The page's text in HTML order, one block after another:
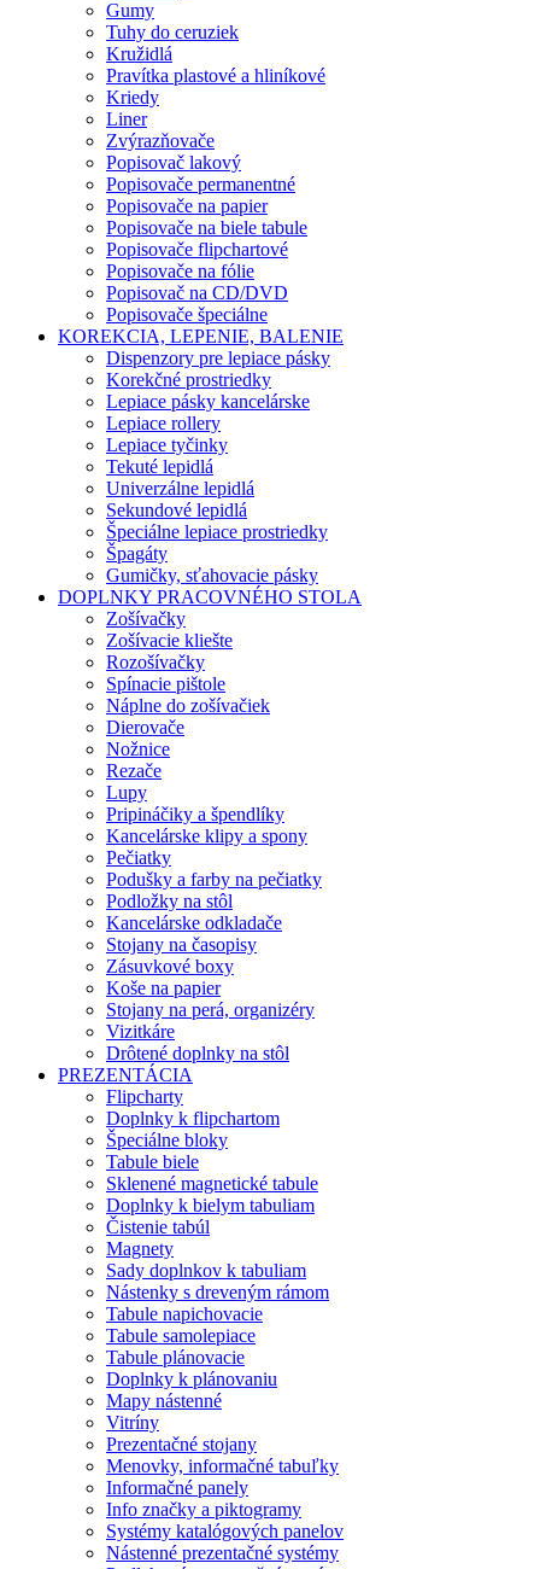
Gumy
Tuhy do ceruziek
Kružidlá
Pravítka plastové a hliníkové
Kriedy
Liner
Zvýrazňovače
Popisovač lakový
Popisovače permanentné
Popisovače na papier
Popisovače na biele tabule
Popisovače flipchartové
Popisovače na fólie
Popisovač na CD/DVD
Popisovače špeciálne
KOREKCIA, LEPENIE, BALENIE
Dispenzory pre lepiace pásky
Korekčné prostriedky
Lepiace pásky kancelárske
Lepiace rollery
Lepiace tyčinky
Tekuté lepidlá
Univerzálne lepidlá
Sekundové lepidlá
Špeciálne lepiace prostriedky
Špagáty
Gumičky, sťahovacie pásky
DOPLNKY PRACOVNÉHO STOLA
Zošívačky
Zošívacie kliešte
Rozošívačky
Spínacie pištole
Náplne do zošívačiek
Dierovače
Nožnice
Rezače
Lupy
Pripináčiky a špendlíky
Kancelárske klipy a spony
Pečiatky
Podušky a farby na pečiatky
Podložky na stôl
Kancelárske odkladače
Stojany na časopisy
Zásuvkové boxy
Koše na papier
Stojany na perá, organizéry
Vizitkáre
Drôtené doplnky na stôl
PREZENTÁCIA
Flipcharty
Doplnky k flipchartom
Špeciálne bloky
Tabule biele
Sklenené magnetické tabule
Doplnky k bielym tabuliam
Čistenie tabúl
Magnety
Sady doplnkov k tabuliam
Nástenky s dreveným rámom
Tabule napichovacie
Tabule samolepiace
Tabule plánovacie
Doplnky k plánovaniu
Mapy nástenné
Vitríny
Prezentačné stojany
Menovky, informačné tabuľky
Informačné panely
Info značky a piktogramy
Systémy katalógových panelov
Nástenné prezentačné systémy